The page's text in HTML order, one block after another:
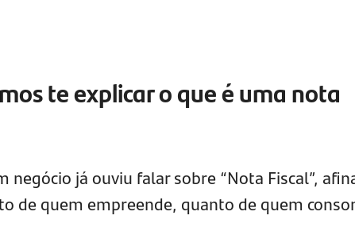
te explicar o que é uma nota
já ouviu falar sobre “Nota Fiscal”,
de quem empreende, quanto de quem